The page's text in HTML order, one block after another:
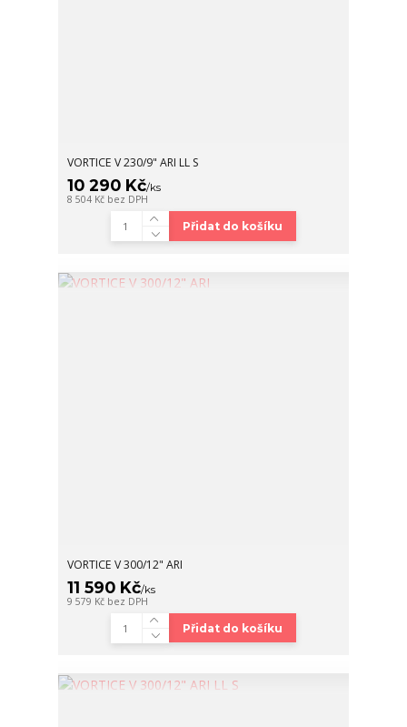
VORTICE V 230/9" ARI LL S
10 290 Kč/ks
8 504 Kč bez DPH
Přidat do košíku
VORTICE V 300/12" ARI
11 590 Kč/ks
9 579 Kč bez DPH
Přidat do košíku